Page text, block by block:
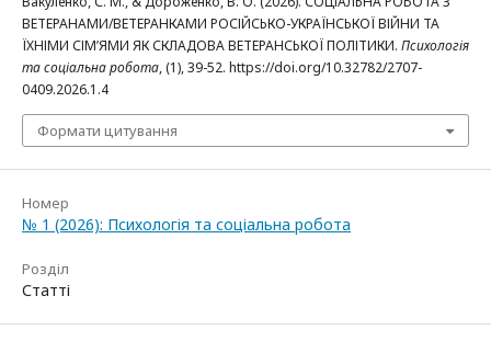
ВЕТЕРАНАМИ/ВЕТЕРАНКАМИ РОСІЙСЬКО-УКРАЇНСЬКОЇ ВІЙНИ ТА
ЇХНІМИ СІМ’ЯМИ ЯК СКЛАДОВА ВЕТЕРАНСЬКОЇ ПОЛІТИКИ. Психологія
та соціальна робота, (1), 39-52. https://doi.org/10.32782/2707-
0409.2026.1.4
Формати цитування
Номер
№ 1 (2026): Психологія та соціальна робота
Розділ
Статті